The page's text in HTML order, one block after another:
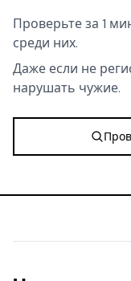
Проверьте за 1
среди них.
Даже если не
нарушать чужие.